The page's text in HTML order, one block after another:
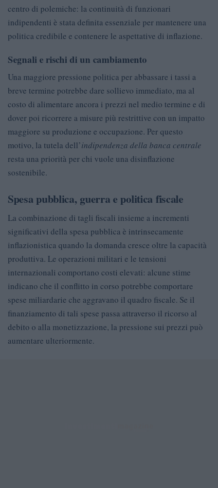
centro di polemiche: la continuità di funzionari
indipendenti è stata definita essenziale per mantenere una
politica credibile e contenere le aspettative di inflazione.
Segnali e rischi di un cambiamento
Una maggiore pressione politica per abbassare i tassi a
breve termine potrebbe dare sollievo immediato, ma al
costo di alimentare ancora i prezzi nel medio termine e di
dover poi ricorrere a misure più restrittive con un impatto
maggiore su produzione e occupazione. Per questo
motivo, la tutela dell’indipendenza della banca centrale
resta una priorità per chi vuole una disinflazione
sostenibile.
Spesa pubblica, guerra e politica fiscale
La combinazione di tagli fiscali insieme a incrementi
significativi della spesa pubblica è intrinsecamente
inflazionistica quando la domanda cresce oltre la capacità
produttiva. Le operazioni militari e le tensioni
internazionali comportano costi elevati: alcune stime
indicano che il conflitto in corso potrebbe comportare
spese miliardarie che aggravano il quadro fiscale. Se il
finanziamento di tali spese passa attraverso il ricorso al
debito o alla monetizzazione, la pressione sui prezzi può
aumentare ulteriormente.